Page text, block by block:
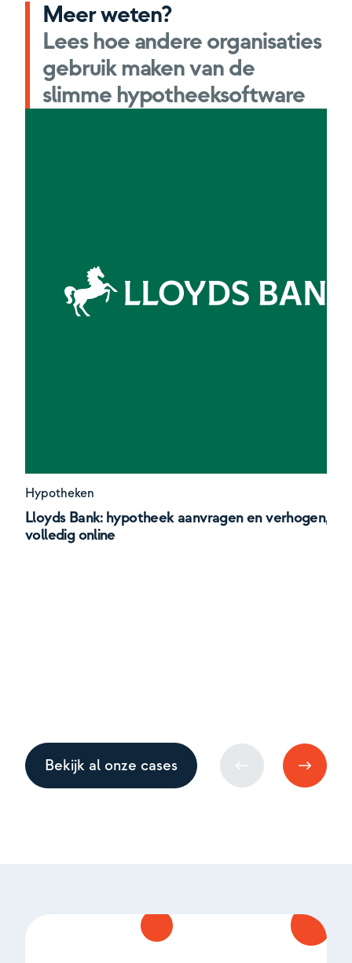
Meer weten?
Lees hoe andere organisaties
gebruik maken van de
slimme hypotheeksoftware
Hypotheken
Lloyds Bank: hypotheek aanvragen en verhogen,
volledig online
Bekijk al onze cases